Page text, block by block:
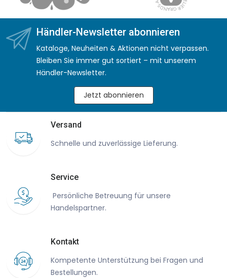
Händler-Newsletter abonnieren
Kataloge, Neuheiten & Aktionen nicht verpassen.
Bleiben Sie immer gut sortiert – mit unserem
Händler-Newsletter.
Jetzt abonnieren
Versand
Schnelle und zuverlässige Lieferung.
Service
Persönliche Betreuung für unsere
Handelspartner.
Kontakt
Kompetente Unterstützung bei Fragen und
Bestellungen.